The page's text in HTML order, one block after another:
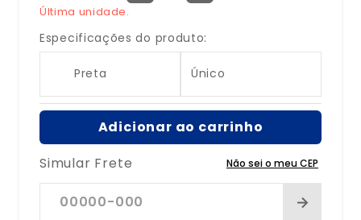
Última unidade.
Especificações do produto:
Preta Único
Adicionar ao carrinho
Simular Frete
Não sei o meu CEP